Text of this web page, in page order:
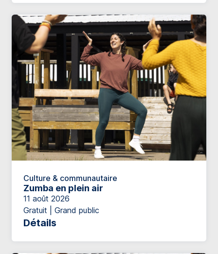
Culture & communautaire
Zumba en plein air
11 août 2026
Gratuit | Grand public
Détails